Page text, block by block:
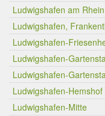
Ludwigshafen am Rhein
Ludwigshafen,
Ludwigshafen-
Ludwigshafen-
Ludwigshafen-
Ludwigshafen-Hemshof
Ludwigshafen-Mitte